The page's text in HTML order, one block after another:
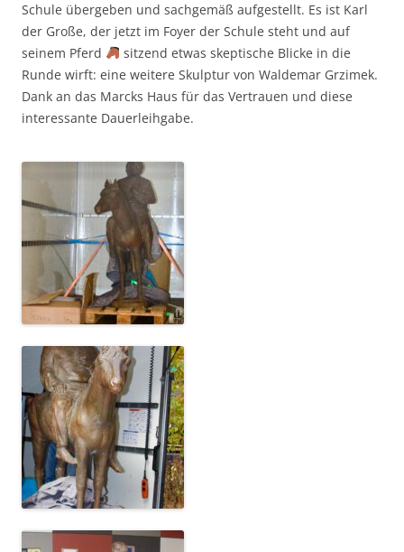
Schule übergeben und sachgemäß aufgestellt. Es ist Karl
der Große, der jetzt im Foyer der Schule steht und auf
seinem Pferd
sitzend etwas skeptische Blicke in die
Runde wirft: eine weitere Skulptur von Waldemar Grzimek.
Dank an das Marcks Haus für das Vertrauen und diese
interessante Dauerleihgabe.